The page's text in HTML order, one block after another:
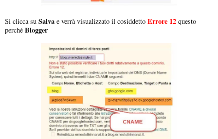
Si clicca su Salva e verrà visualizzato il cosiddetto Errore 12 questo
perché Blogger